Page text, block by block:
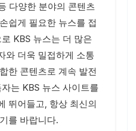
다양한 분야의 콘텐츠
쉽게 필요한 뉴스를 접
KBS 뉴스는 더 많은
와 더욱 밀접하게 소통
한 콘텐츠로 계속 발전
는 KBS 뉴스 사이트를
뛰어들고, 항상 최신의
를 바랍니다.